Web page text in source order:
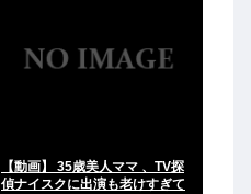
【動画】 35歳美人ママ 、TV探
偵ナイスクに出演も老けすぎて